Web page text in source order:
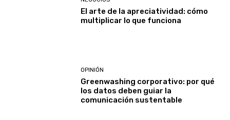
El arte de la apreciatividad: cómo
multiplicar lo que funciona
OPINIÓN
Greenwashing corporativo: por qué
los datos deben guiar la
comunicación sustentable